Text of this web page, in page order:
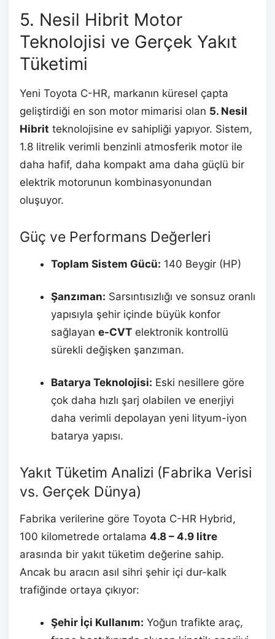
5. Nesil Hibrit Motor
Teknolojisi ve Gerçek Yakıt
Tüketimi
Yeni Toyota C-HR, markanın küresel çapta
geliştirdiği en son motor mimarisi olan 5. Nesil
Hibrit teknolojisine ev sahipliği yapıyor. Sistem,
1.8 litrelik verimli benzinli atmosferik motor ile
daha hafif, daha kompakt ama daha güçlü bir
elektrik motorunun kombinasyonundan
oluşuyor.
Güç ve Performans Değerleri
Toplam Sistem Gücü: 140 Beygir (HP)
Şanzıman: Sarsıntısızlığı ve sonsuz oranlı
yapısıyla şehir içinde büyük konfor
sağlayan e-CVT elektronik kontrollü
sürekli değişken şanzıman.
Batarya Teknolojisi: Eski nesillere göre
çok daha hızlı şarj olabilen ve enerjiyi
daha verimli depolayan yeni lityum-iyon
batarya yapısı.
Yakıt Tüketim Analizi (Fabrika Verisi
vs. Gerçek Dünya)
Fabrika verilerine göre Toyota C-HR Hybrid,
100 kilometrede ortalama 4.8 – 4.9 litre
arasında bir yakıt tüketim değerine sahip.
Ancak bu aracın asıl sihri şehir içi dur-kalk
trafiğinde ortaya çıkıyor:
Şehir İçi Kullanım: Yoğun trafikte araç,